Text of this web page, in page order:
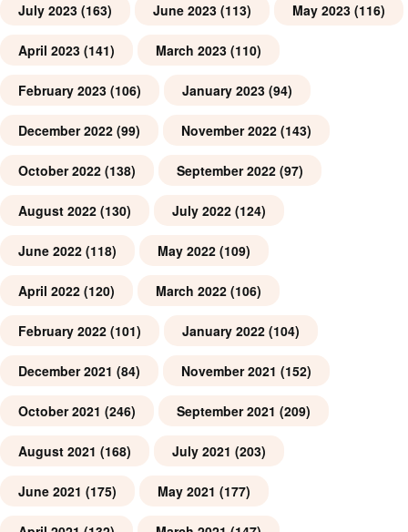
July 2023 (163) June 2023 (113) May 2023 (116)
April 2023 (141) March 2023 (110)
February 2023 (106) January 2023 (94)
December 2022 (99) November 2022 (143)
October 2022 (138) September 2022 (97)
August 2022 (130) July 2022 (124)
June 2022 (118) May 2022 (109)
April 2022 (120) March 2022 (106)
February 2022 (101) January 2022 (104)
December 2021 (84) November 2021 (152)
October 2021 (246) September 2021 (209)
August 2021 (168) July 2021 (203)
June 2021 (175) May 2021 (177)